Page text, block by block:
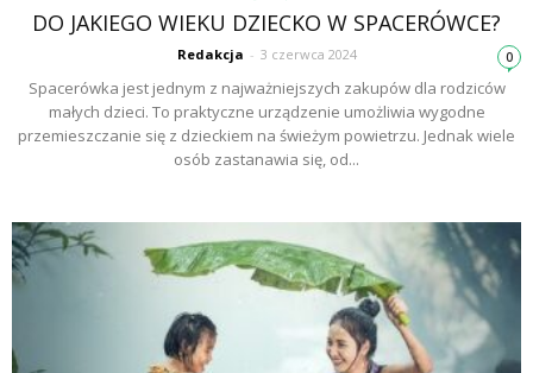
DO JAKIEGO WIEKU DZIECKO W SPACERÓWCE?
Redakcja - 3 czerwca 2024 0
Spacerówka jest jednym z najważniejszych zakupów dla rodziców
małych dzieci. To praktyczne urządzenie umożliwia wygodne
przemieszczanie się z dzieckiem na świeżym powietrzu. Jednak wiele
osób zastanawia się, od...